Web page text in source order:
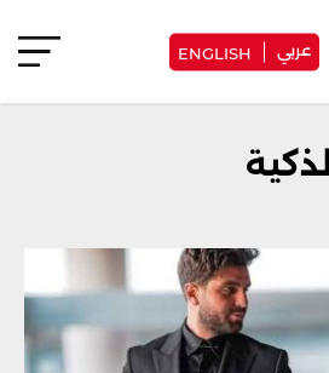
عربي ENGLISH